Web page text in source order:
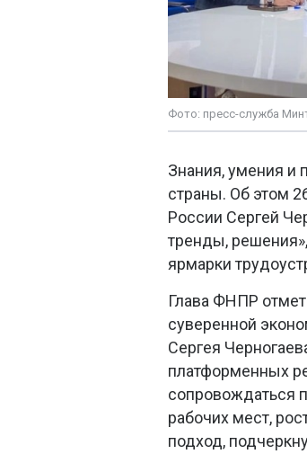
Фото: пресс-служба
Знания, умения и
страны. Об этом
России Сергей
тренды,
ярмарки
Глава ФНПР
суверенной
Сергея
платформенных
сопровождаться
рабочих мест,
подход,